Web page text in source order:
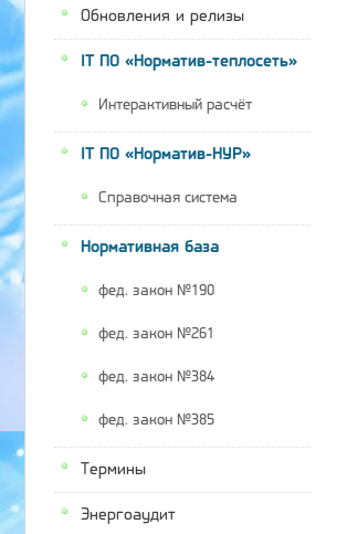
Обновления и релизы
IT ПО «Норматив-теплосеть»
Интерактивный расчёт
IT ПО «Норматив-НУР»
Справочная система
Нормативная база
фед. закон №190
фед. закон №261
фед. закон №384
фед. закон №385
Термины
Энергоаудит